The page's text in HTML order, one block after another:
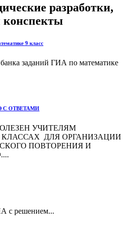
разработки,
конспекты
9 класс
заданий ГИА по математике
С ОТВЕТАМИ
УЧИТЕЛЯМ
ДЛЯ ОРГАНИЗАЦИИ
ПОВТОРЕНИЯ И
с решением...